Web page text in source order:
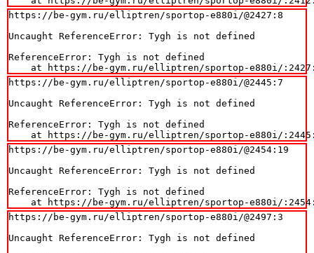
https://be-gym.ru/elliptren/sportop-e880i/@2427:8
Uncaught ReferenceError: Tygh is not defined
ReferenceError: Tygh is not defined
at https://be-gym.ru/elliptren/sportop-e880i/
https://be-gym.ru/elliptren/sportop-e880i/@2445:7
Uncaught ReferenceError: Tygh is not defined
ReferenceError: Tygh is not defined
at https://be-gym.ru/elliptren/sportop-e880i/
https://be-gym.ru/elliptren/sportop-e880i/@2454:19
Uncaught ReferenceError: Tygh is not defined
ReferenceError: Tygh is not defined
at https://be-gym.ru/elliptren/sportop-e880i/
https://be-gym.ru/elliptren/sportop-e880i/@2497:3
Uncaught ReferenceError: Tygh is not defined